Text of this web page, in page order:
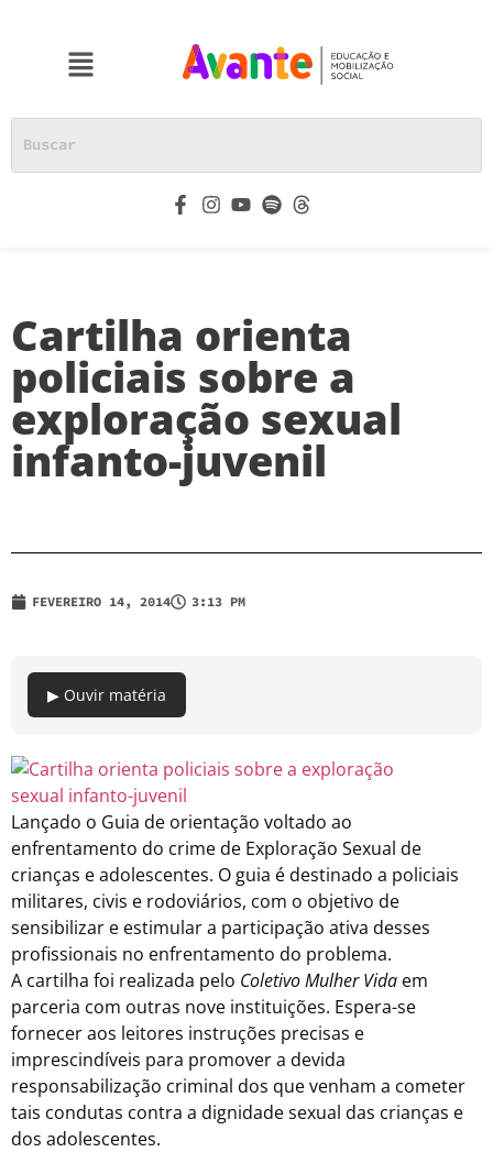
Cartilha orienta
policiais sobre a
exploração sexual
infanto-juvenil
FEVEREIRO 14, 2014 3:13 PM
▶ Ouvir matéria
Lançado o Guia de orientação voltado ao
enfrentamento do crime de Exploração Sexual de
crianças e adolescentes. O guia é destinado a policiais
militares, civis e rodoviários, com o objetivo de
sensibilizar e estimular a participação ativa desses
profissionais no enfrentamento do problema.
A cartilha foi realizada pelo Coletivo Mulher Vida em
parceria com outras nove instituições. Espera-se
fornecer aos leitores instruções precisas e
imprescindíveis para promover a devida
responsabilização criminal dos que venham a cometer
tais condutas contra a dignidade sexual das crianças e
dos adolescentes.